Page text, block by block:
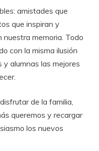
amistades que
que inspiran y
nuestra memoria. Todo
con la misma ilusión
alumnas las mejores
de la familia,
queremos y recargar
los nuevos